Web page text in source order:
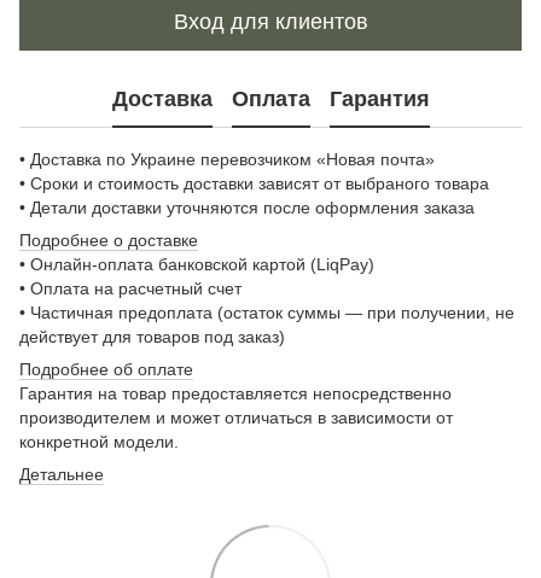
Вход для клиентов
Доставка Оплата Гарантия
• Доставка по Украине перевозчиком «Новая почта»
• Сроки и стоимость доставки зависят от выбраного товара
• Детали доставки уточняются после оформления заказа
Подробнее о доставке
• Онлайн-оплата банковской картой (LiqPay)
• Оплата на расчетный счет
• Частичная предоплата (остаток суммы — при получении, не
действует для товаров под заказ)
Подробнее об оплате
Гарантия на товар предоставляется непосредственно
производителем и может отличаться в зависимости от
конкретной модели.
Детальнее